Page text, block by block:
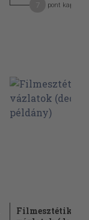
pont kapható
Filmesztétikai